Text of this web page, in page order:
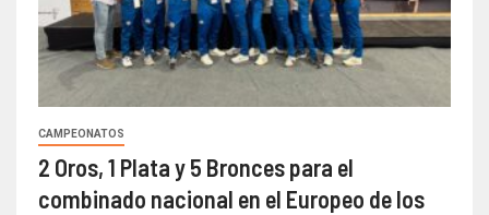
CAMPEONATOS
2 Oros, 1 Plata y 5 Bronces para el
combinado nacional en el Europeo de los